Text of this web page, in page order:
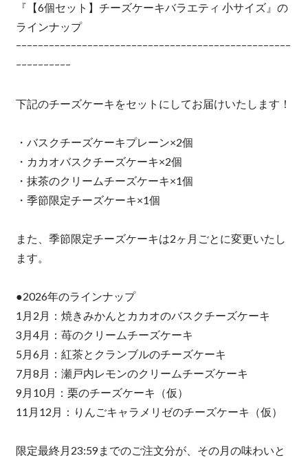
『【6個セット】チーズケーキバラエティ 小サイズ』の
ラインナップ
ｰｰｰｰｰｰｰｰｰｰｰｰｰｰｰｰｰｰｰｰｰｰｰｰｰｰｰｰｰｰｰｰｰｰｰｰｰｰｰｰｰｰｰｰｰｰｰｰｰｰ
ｰｰｰｰｰｰｰｰｰｰ
下記のチーズケーキをセットにしてお届けいたします！
・バスクチーズケーキプレーン×2個
・カカオバスクチーズケーキ×2個
・抹茶のクリームチーズケーキ×1個
・季節限定チーズケーキ×1個
また、季節限定チーズケーキは2ヶ月ごとに変更いたし
ます。
●2026年のラインナップ
1月2月：焼きみかんとカカオのバスクチーズケーキ
3月4月：苺のクリームチーズケーキ
5月6月：紅茶とクランブルのチーズケーキ
7月8月：瀬戸内レモンのクリームチーズケーキ
9月10月：栗のチーズケーキ（仮）
11月12月：りんごキャラメリゼのチーズケーキ（仮）
限定最終月23:59までのご注文分が、その月の味わいと